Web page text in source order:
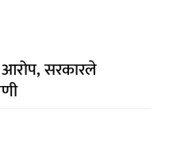
आरोप, सरकारले